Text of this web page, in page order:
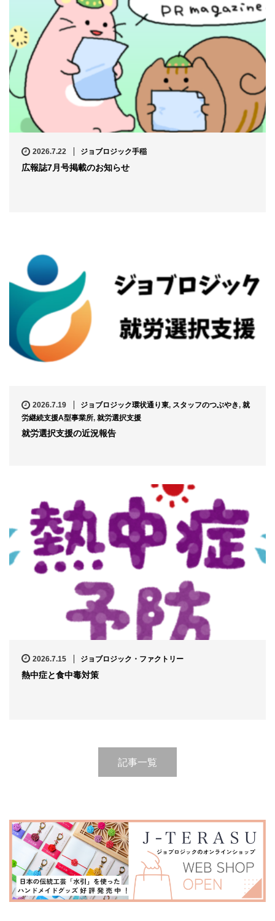
2026.7.22 ジョブロジック手稲
広報誌7月号掲載のお知らせ
2026.7.19 ジョブロジック環状通り東, スタッフのつぶやき, 就
労継続支援A型事業所, 就労選択支援
就労選択支援の近況報告
2026.7.15 ジョブロジック・ファクトリー
熱中症と食中毒対策
記事一覧